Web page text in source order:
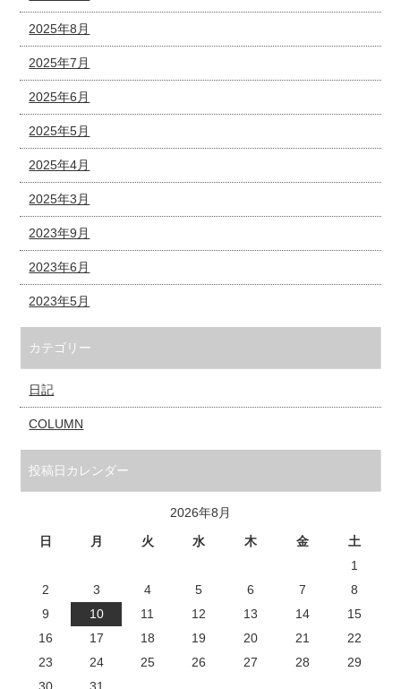
2025年8月
2025年7月
2025年6月
2025年5月
2025年4月
2025年3月
2023年9月
2023年6月
2023年5月
カテゴリー
日記
COLUMN
投稿日カレンダー
2026年8月
日
月 火 水 木 金
土
1
2
3 4 5 6 7
8
9
10 11 12 13 14
15
16
17 18 19 20 21
22
23
24 25 26 27 28
29
30
31